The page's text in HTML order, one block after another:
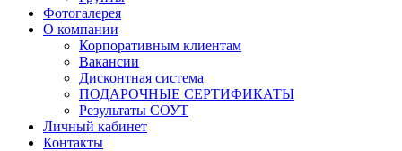
Фотогалерея
О компании
Корпоративным клиентам
Вакансии
Дисконтная система
ПОДАРОЧНЫЕ СЕРТИФИКАТЫ
Результаты СОУТ
Личный кабинет
Контакты